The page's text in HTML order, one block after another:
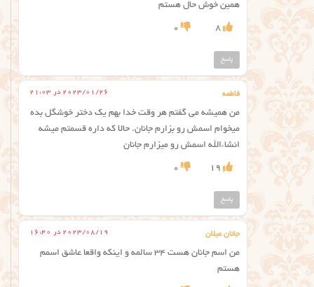
همین خوش حال هستم
8
0
پاسخ
فاطمه 2023/01/26 در 21:03
من همیشه می گفتم هر وقت خدا بهم یک دختر خوشگل بده
میخوام اسمش رو بزارم جانان. حالا که داره قسمتم میشه
انشاءالله اسمش رو میزارم جانان
19
0
پاسخ
جانان میلان 2023/08/19 در 16:40
من اسم جانان هست ۳۴ سالمه و اینکه واقعا عاشق اسمم
هستم